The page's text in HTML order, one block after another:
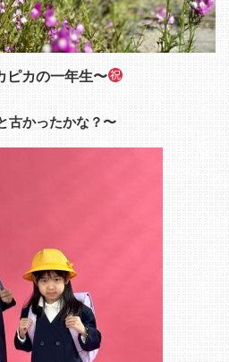
ピカの一年生〜
古かったかな？〜